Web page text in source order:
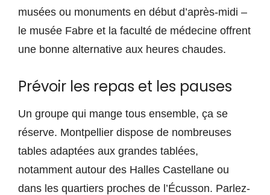
musées ou monuments en début d’après-midi –
le musée Fabre et la faculté de médecine offrent
une bonne alternative aux heures chaudes.
Prévoir les repas et les pauses
Un groupe qui mange tous ensemble, ça se
réserve. Montpellier dispose de nombreuses
tables adaptées aux grandes tablées,
notamment autour des Halles Castellane ou
dans les quartiers proches de l’Écusson. Parlez-